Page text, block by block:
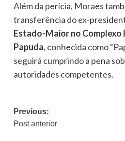
Além da perícia, Moraes
transferência do ex-
Estado-Maior no Complexo
Papuda, conhecida como
seguirá cumprindo a pena
autoridades competentes.
Post
navigation
Previous:
Post anterior